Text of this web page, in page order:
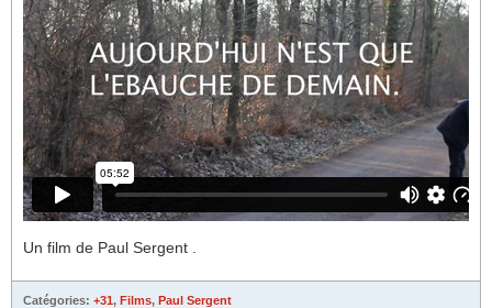
Un film de Paul Sergent .
Catégories: +31, Films, Paul Sergent